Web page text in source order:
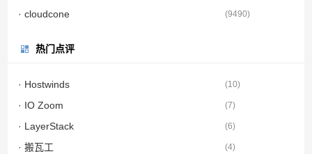
· cloudcone (9490)
热门点评
· Hostwinds (10)
· IO Zoom (7)
· LayerStack (6)
· 搬瓦工 (4)